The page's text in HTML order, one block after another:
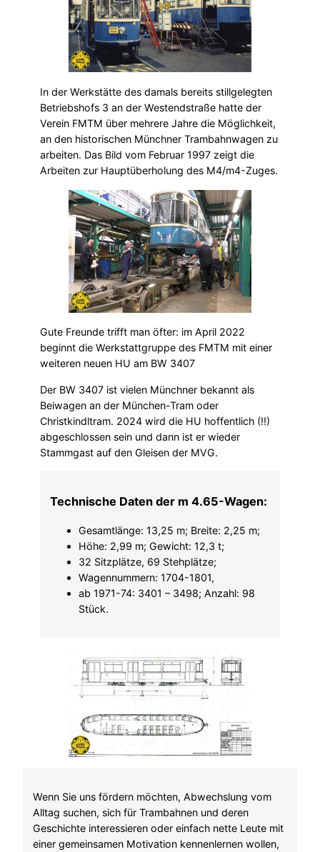
In der Werkstätte des damals bereits stillgelegten
Betriebshofs 3 an der Westendstraße hatte der
Verein FMTM über mehrere Jahre die Möglichkeit,
an den historischen Münchner Trambahnwagen zu
arbeiten. Das Bild vom Februar 1997 zeigt die
Arbeiten zur Hauptüberholung des M4/m4-Zuges.
Gute Freunde trifft man öfter: im April 2022
beginnt die Werkstattgruppe des FMTM mit einer
weiteren neuen HU am BW 3407
Der BW 3407 ist vielen Münchner bekannt als
Beiwagen an der München-Tram oder
Christkindltram. 2024 wird die HU hoffentlich (!!)
abgeschlossen sein und dann ist er wieder
Stammgast auf den Gleisen der MVG.
Technische Daten der m 4.65-Wagen:
Gesamtlänge: 13,25 m; Breite: 2,25 m;
Höhe: 2,99 m; Gewicht: 12,3 t;
32 Sitzplätze, 69 Stehplätze;
Wagennummern: 1704-1801,
ab 1971-74: 3401 – 3498; Anzahl: 98
Stück.
Wenn Sie uns fördern möchten, Abwechslung vom
Alltag suchen, sich für Trambahnen und deren
Geschichte interessieren oder einfach nette Leute mit
einer gemeinsamen Motivation kennenlernen wollen,